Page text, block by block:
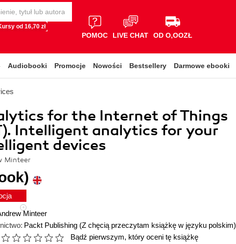
od 16,70 zł
POMOC LIVE CHAT OD O,OOZŁ
Audiobooki Promocje Nowości Bestsellery Darmowe ebooki
for the Internet of Things
Intelligent analytics for your
devices
Minteer
Minteer
Packt Publishing (Z chęcią przeczytam książkę w języku polskim)
Bądź pierwszym, który oceni tę książkę